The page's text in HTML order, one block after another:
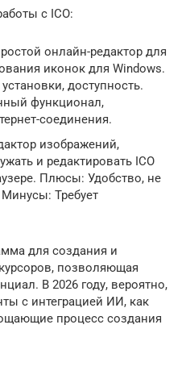
с ICO:
онлайн-редактор для
иконок для Windows.
доступность.
функционал,
соединения.
изображений,
и редактировать ICO
Плюсы: Удобство, не
Минусы: Требует
для создания и
позволяющая
В 2026 году, вероятно,
с интеграцией ИИ, как
процесс создания